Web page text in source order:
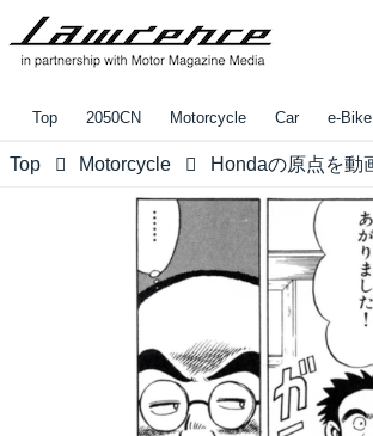
Top 2050CN Motorcycle Car e-Bike
Top Motorcycle